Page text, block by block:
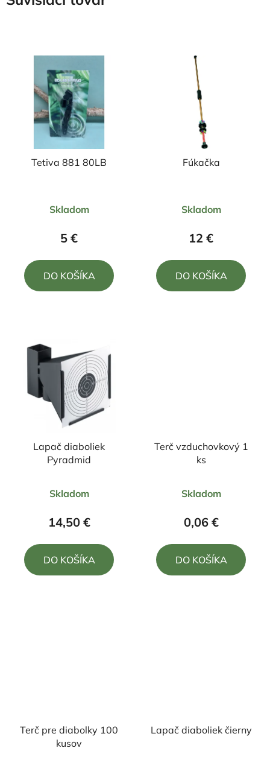
Tetiva 881 80LB
Skladom
5 €
DO KOŠÍKA
Fúkačka
hodnotenie
produktu
z
Skladom
12 €
DO KOŠÍKA
Lapač diaboliek
Pyradmid
Skladom
14,50 €
DO KOŠÍKA
Terč vzduchovkový 1
ks
Skladom
0,06 €
DO KOŠÍKA
Terč pre diabolky 100
kusov
Lapač diaboliek čierny